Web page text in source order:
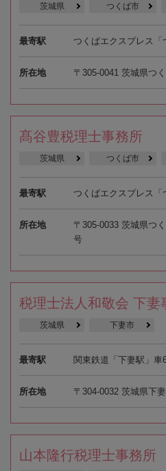
茨城県 つくば市
最寄駅 つくばエクスプレス「
所在地 〒305-0041 茨城県つ
髙谷豊税理士事務所
茨城県 つくば市
最寄駅 つくばエクスプレス「
所在地
〒305-0033 茨城県つ
号
税理士法人和敬会 下妻
茨城県 下妻市
最寄駅 関東鉄道「下妻駅」車
所在地 〒304-0032 茨城県下
山本隆行税理士事務所